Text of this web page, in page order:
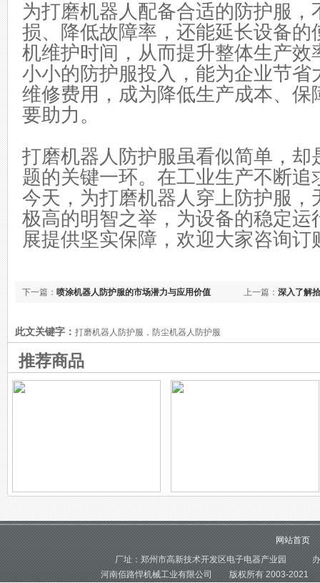
为打磨机器人配备合适的防护服，
损、降低故障率，还能延长设备的
机维护时间，从而提升整体生产效
小小的防护服投入，能为企业节省
维修费用，成为降低生产成本、保
要助力。
打磨机器人防护服虽看似简单，却
题的关键一环。在工业生产不断追
今天，为打磨机器人穿上防护服，
极高的明智之举，为设备的稳定运
展提供坚实保障，欢迎大家咨询订
上一篇： 深入了解
下一篇： 喷涂机器人防护服的市场潜力与应用价值
此文关键字： 打磨机器人防护服，防尘机器人防护服
推荐商品
抵御高温粉尘，铸造机器人
防护...
在现代化铸造生产中，铸造
荷任务，极大提升了生产效
率与产品质量。然而，铸造
延长码垛机器人寿命的关
键：防...
在现代仓储与制造业中，码
备。然而，长期暴露在粉
尘、油污、碰撞、温湿度变
网站首页
厂址：郑州市高新技术开发区电子电器产业园
河南佰路悍机械工业有限公司 版权所有 2003-